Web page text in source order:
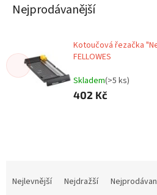
Nejprodávanější
Kotoučová řezačka
FELLOWES
Skladem(>5 ks)
402 Kč
Nejlevnější Nejdražší